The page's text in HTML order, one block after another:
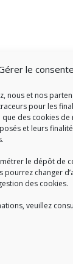
le
nous et nos
pour les
des cookies
et leurs
le dépôt de
pourrez changer
des cookies.
veuillez
de